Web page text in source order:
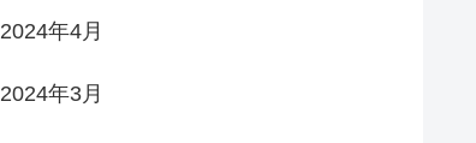
2024年4月
2024年3月